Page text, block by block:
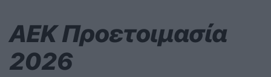
ΑΕΚ Προετοιμασία
2026